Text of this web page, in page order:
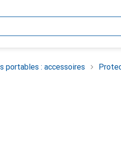
portables : accessoires